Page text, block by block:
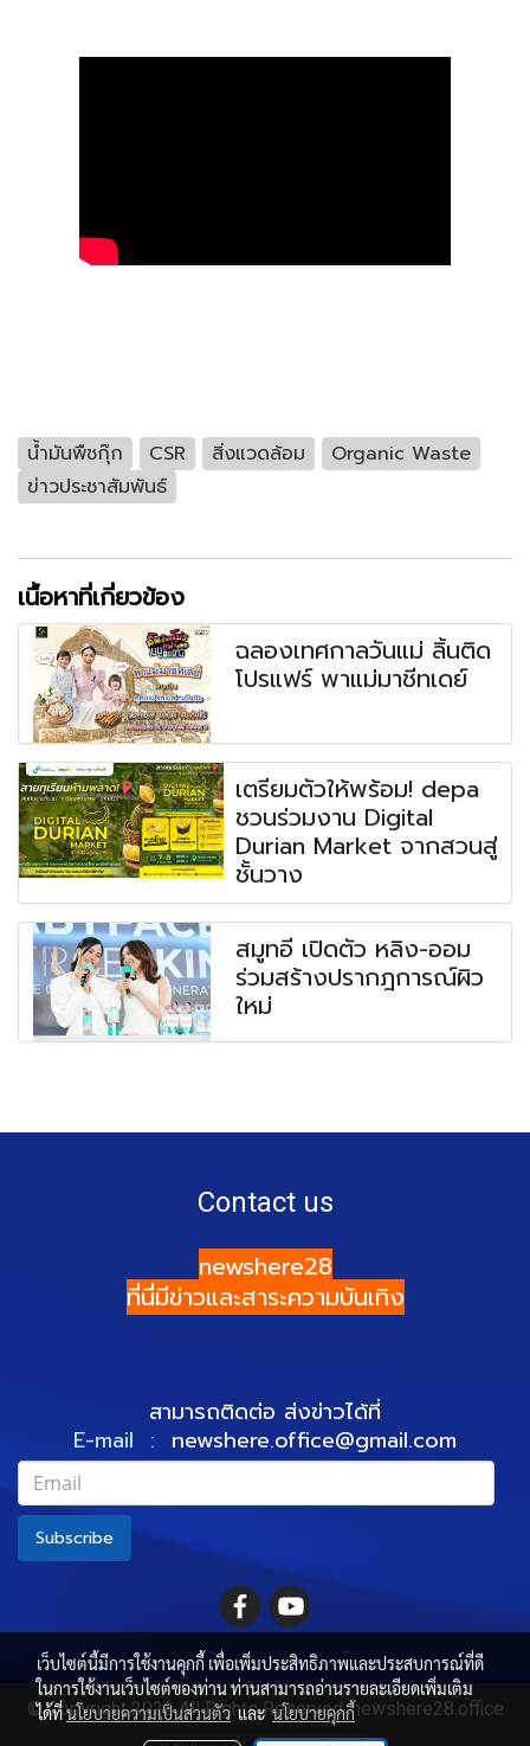
น้ำมันพืชกุ๊ก CSR สิ่งแวดล้อม
Organic Waste
ข่าวประชาสัมพันธ์
เนื้อหาที่เกี่ยวข้อง
ฉลองเทศกาลวันแม่ ลิ้นติด
โปรแฟร์ พาแม่มาชีทเดย์
เตรียมตัวให้พร้อม! depa
ชวนร่วมงาน Digital
Durian Market จากสวนสู่
ชั้นวาง
สมูทอี เปิดตัว หลิง-ออม
ร่วมสร้างปรากฎการณ์ผิว
ใหม่
Contact us
newshere28
ที่นี่มีข่าวและสาระความบันเทิง
สามารถติดต่อ ส่งข่าวได้ที่
E-mail : newshere.office@gmail.com
Subscribe
© Copyright 2022 All Rights Reserved. newshere28.office
เว็บไซต์นี้มีการใช้งานคุกกี้ เพื่อเพิ่มประสิทธิภาพและประสบการณ์ที่ดี
ในการใช้งานเว็บไซต์ของท่าน ท่านสามารถอ่านรายละเอียดเพิ่มเติม
ได้ที่นโยบายความเป็นส่วนตัวและนโยบายคุกกี้